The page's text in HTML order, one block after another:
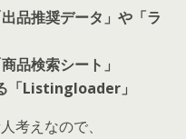
品推奨データ」や「ラ
品検索シート」
「Listingloader」
考えなので、